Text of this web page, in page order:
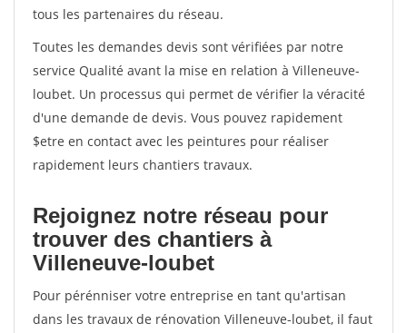
tous les partenaires du réseau.
Toutes les demandes devis sont vérifiées par notre
service Qualité avant la mise en relation à Villeneuve-
loubet. Un processus qui permet de vérifier la véracité
d'une demande de devis. Vous pouvez rapidement
$etre en contact avec les peintures pour réaliser
rapidement leurs chantiers travaux.
Rejoignez notre réseau pour
trouver des chantiers à
Villeneuve-loubet
Pour pérénniser votre entreprise en tant qu'artisan
dans les travaux de rénovation Villeneuve-loubet, il faut